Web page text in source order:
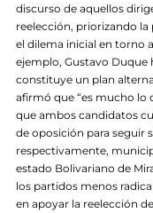
discurso de aquellos
reelección, priorizando
el dilema inicial en torno
ejemplo, Gustavo Duque
constituye un plan
afirmó que “es mucho lo
que ambos candidatos
de oposición para seguir
respectivamente,
estado Bolivariano de
los partidos menos
en apoyar la reelección